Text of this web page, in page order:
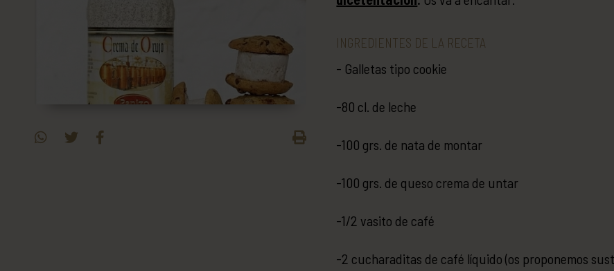
INGREDIENTES DE LA RECETA
- Galletas tipo cookie
-80 cl. de leche
-100 grs. de nata de montar
-100 grs. de queso crema de untar
-1/2 vasito de café
-2 cucharaditas de café líquido (os proponemos